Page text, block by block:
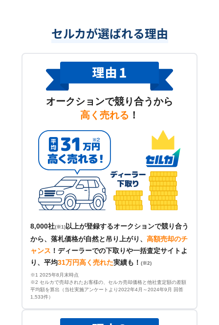
セルカが選ばれる理由
オークションで競り合うから
高く売れる ！
8,000社(※1)以上が登録するオークションで競り合う
から、落札価格が自然と吊り上がり、 高額売却のチ
ャンス ！ ディーラーでの下取りや一括査定サイトよ
り、平均31万円高く売れた実績も！ (※2)
※1 2025年8月末時点
※2 セルカで売却されたお客様の、セルカ売却価格と他社査定額の差額
平均額を算出（当社実施アンケートより2022年4月～2024年9月 回答
1,533件）